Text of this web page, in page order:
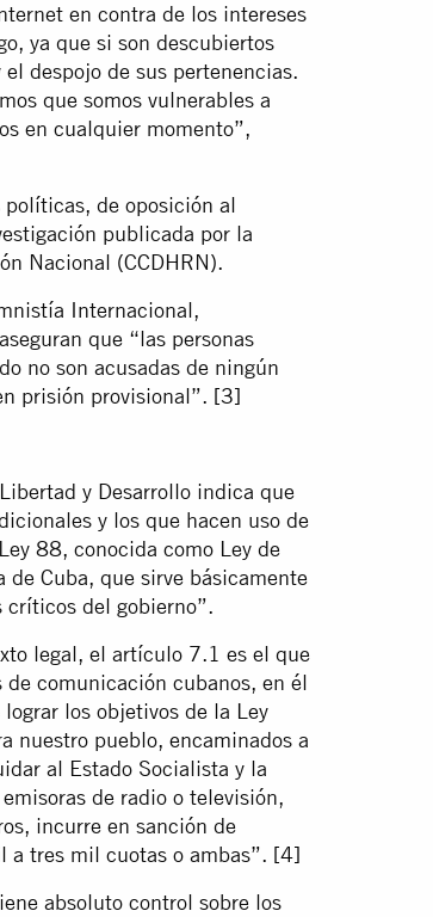
en contra de los intereses
ya que si son descubiertos
despojo de sus pertenencias.
que somos vulnerables a
en cualquier momento”,
de oposición al
publicada por la
Nacional (CCDHRN).
Internacional,
que “las personas
no son acusadas de ningún
prisión provisional”. [3]
y Desarrollo indica que
y los que hacen uso de
88, conocida como Ley de
Cuba, que sirve básicamente
críticos del gobierno”.
legal, el artículo 7.1 es el que
comunicación cubanos, en él
los objetivos de la Ley
nuestro pueblo, encaminados a
al Estado Socialista y la
de radio o televisión,
incurre en sanción de
tres mil cuotas o ambas”. [4]
absoluto control sobre los